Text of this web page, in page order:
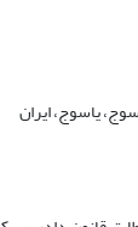
یاسوج، ایران